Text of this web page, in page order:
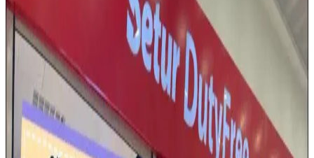
Eyfel Efs-2500, 250W güç çıkışıyla temel bilgisayar ihtiyaçlarına
uygun, fanlı soğutmalı ve dayanıklılık sorunlarıyla dikkat çeken bir
güç kaynağıdır.
Samsung Galaxy Tab S9 FE+ Plus için Nano
Kırılmaz Esnek Ekran Koruyucu İncelemesi
Samsung Galaxy Tab S9 FE+ Plus için tasarlanmış nano cam ekran
koruyucu, yüksek dayanıklılık ve net görüntü sağlar. Kolay
uygulama ve göz yorgunluğunu azaltıcı özellikleriyle ekran
korumasında yeni standart.